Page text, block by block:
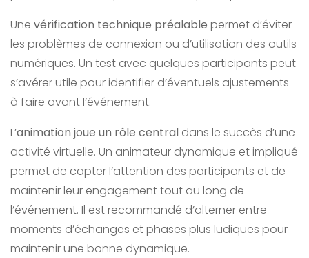
Une vérification technique préalable permet d’éviter
les problèmes de connexion ou d’utilisation des outils
numériques. Un test avec quelques participants peut
s’avérer utile pour identifier d’éventuels ajustements
à faire avant l’événement.
L’animation joue un rôle central dans le succès d’une
activité virtuelle. Un animateur dynamique et impliqué
permet de capter l’attention des participants et de
maintenir leur engagement tout au long de
l’événement. Il est recommandé d’alterner entre
moments d’échanges et phases plus ludiques pour
maintenir une bonne dynamique.